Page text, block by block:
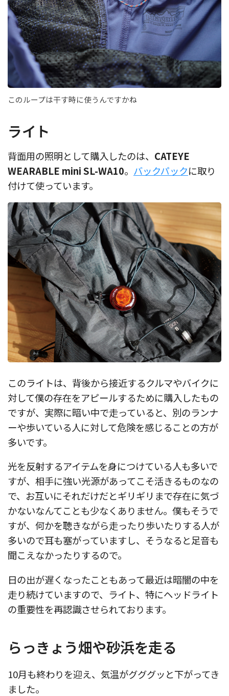
このループは干す時に使うんですかね
ライト
背面用の照明として購入したのは、 CATEYE
WEARABLE mini SL-WA10。 バックパックに取り
付けて使っています。
このライトは、背後から接近するクルマやバイクに
対して僕の存在をアピールするために購入したもの
ですが、実際に暗い中で走っていると、別のランナ
ーや歩いている人に対して危険を感じることの方が
多いです。
光を反射するアイテムを身につけている人も多いで
すが、相手に強い光源があってこそ活きるものなの
で、お互いにそれだけだとギリギリまで存在に気づ
かないなんてことも少なくありません。僕もそうで
すが、何かを聴きながら走ったり歩いたりする人が
多いので耳も塞がっていますし、そうなると足音も
聞こえなかったりするので。
日の出が遅くなったこともあって最近は暗闇の中を
走り続けていますので、ライト、特にヘッドライト
の重要性を再認識させられております。
らっきょう畑や砂浜を走る
10月も終わりを迎え、気温がグググッと下がってき
ました。